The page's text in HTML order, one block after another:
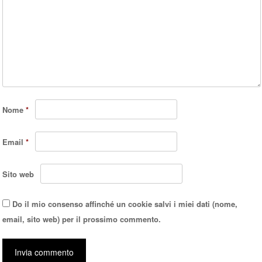
Nome*
Email*
Sito web
Do il mio consenso affinché un cookie salvi i miei dati (nome,
email, sito web) per il prossimo commento.